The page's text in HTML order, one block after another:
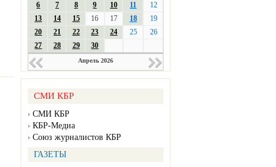
6
7 8 9 10 11
12
13
14 15 16 17 18
19
20
21 22 23 24 25
26
27
28 29 30
Апрель 2026
СМИ КБР
СМИ КБР
КБР-Медиа
Союз журналистов КБР
ГАЗЕТЫ